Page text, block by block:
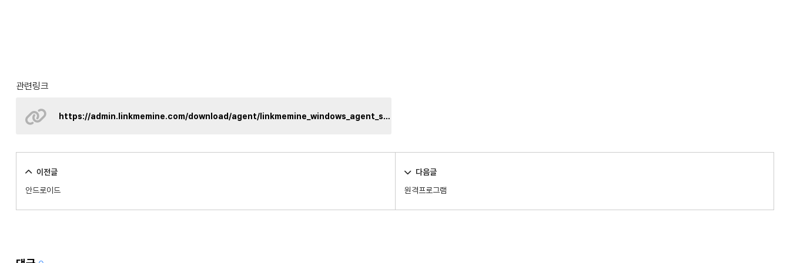
관련링크
https://admin.linkmemine.com/download/agent/linkmemine_windows_agent_s…
이전글
안드로이드
다음글
원격프로그램